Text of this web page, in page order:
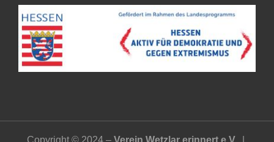
Copyright © 2024 – Verein Wetzlar erinnert e.V.